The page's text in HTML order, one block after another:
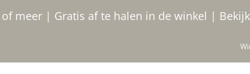
meer | Gratis af te halen in de winkel |